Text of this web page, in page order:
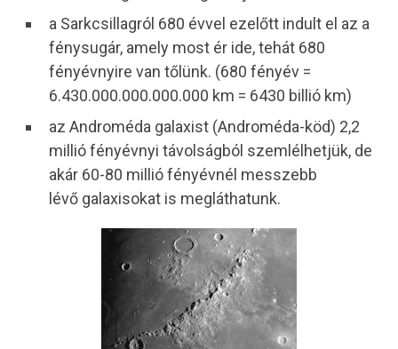
a Sarkcsillagról 680 évvel ezelőtt indult el az a
fénysugár, amely most ér ide, tehát 680
fényévnyire van tőlünk. (680 fényév =
6.430.000.000.000.000 km = 6430 billió km)
az Androméda galaxist (Androméda-köd) 2,2
millió fényévnyi távolságból szemlélhetjük, de
akár 60-80 millió fényévnél messzebb
lévő galaxisokat is megláthatunk.